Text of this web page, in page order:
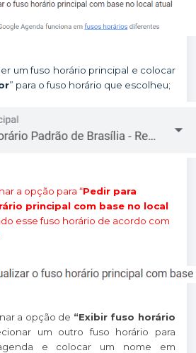
um fuso horário principal e colocar
” para o fuso horário que escolheu;
a opção para “Pedir para
principal com base no local
esse fuso horário de acordo com
a opção de “Exibir fuso horário
um outro fuso horário para
e colocar um nome em